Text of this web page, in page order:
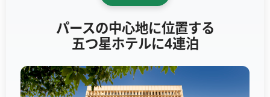
パースの中心地に位置する
五つ星ホテルに4連泊